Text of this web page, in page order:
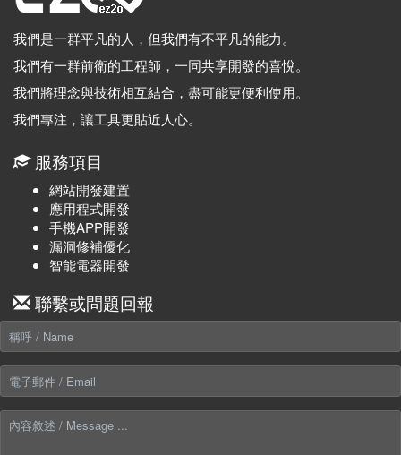
我們是一群平凡的人，但我們有不平凡的能力。
我們有一群前衛的工程師，一同共享開發的喜悅。
我們將理念與技術相互結合，盡可能更便利使用。
我們專注，讓工具更貼近人心。
服務項目
網站開發建置
應用程式開發
手機APP開發
漏洞修補優化
智能電器開發
聯繫或問題回報